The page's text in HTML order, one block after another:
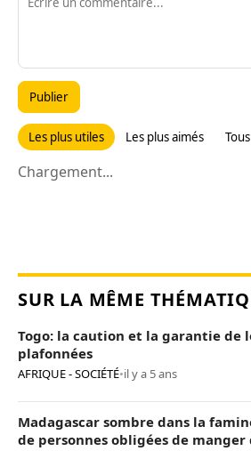
Publier
Les plus utiles Les plus aimés Tous
Chargement...
SUR LA MÊME
Togo: la caution et la garantie de
plafonnées
AFRIQUE - SOCIÉTÉ•il y a 5 ans
Madagascar sombre dans la
de personnes obligées de